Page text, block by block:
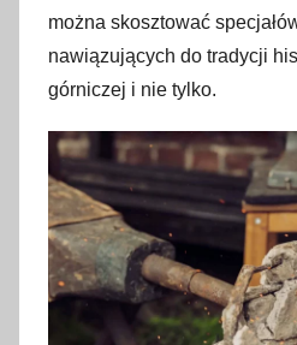
można skosztować
nawiązujących do tradycji
górniczej i nie tylko.